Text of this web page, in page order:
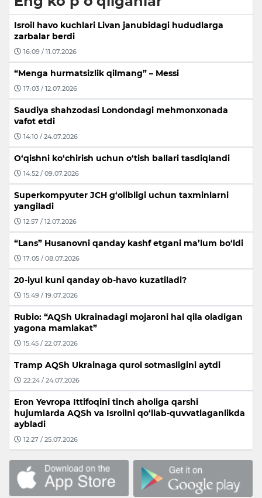
Isroil havo kuchlari Livan janubidagi hududlarga
zarbalar berdi
16:09 / 11.07.2026
“Menga hurmatsizlik qilmang” – Messi
17:03 / 12.07.2026
Saudiya shahzodasi Londondagi mehmonxonada
vafot etdi
14:10 / 24.07.2026
O‘qishni ko‘chirish uchun o‘tish ballari tasdiqlandi
14:52 / 09.07.2026
Superkompyuter JCH g‘olibligi uchun taxminlarni
yangiladi
12:57 / 12.07.2026
“Lans” Husanovni qanday kashf etgani ma’lum bo‘ldi
17:05 / 08.07.2026
20-iyul kuni qanday ob-havo kuzatiladi?
15:49 / 19.07.2026
Rubio: “AQSh Ukrainadagi mojaroni hal qila oladigan
yagona mamlakat”
15:45 / 22.07.2026
Tramp AQSh Ukrainaga qurol sotmasligini aytdi
22:24 / 24.07.2026
Eron Yevropa Ittifoqini tinch aholiga qarshi
hujumlarda AQSh va Isroilni qo‘llab-quvvatlaganlikda
aybladi
12:27 / 25.07.2026